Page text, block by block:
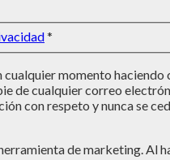
*
momento haciendo
de cualquier correo
con respeto y nunca se
de marketing. Al